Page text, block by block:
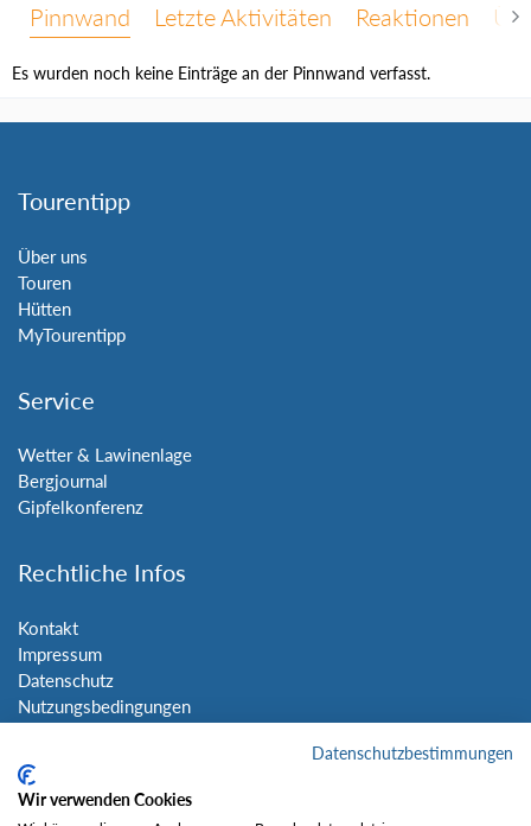
Pinnwand Letzte Aktivitäten Reaktionen
Es wurden noch keine Einträge an der Pinnwand verfasst.
Tourentipp
Über uns
Touren
Hütten
MyTourentipp
Service
Wetter & Lawinenlage
Bergjournal
Gipfelkonferenz
Rechtliche Infos
Kontakt
Impressum
Datenschutz
Nutzungsbedingungen
Social Media
Datenschutzbestimmungen
Wir verwenden Cookies